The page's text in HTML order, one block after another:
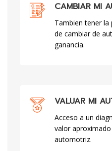
CAMBIAR MI
Tambien tener la
de cambiar de
ganancia.
VALUAR MI
Acceso a un
valor
automotriz.